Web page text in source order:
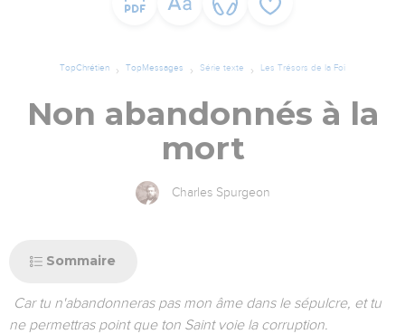
TopChrétien TopMessages Série texte Les Trésors de la Foi
Non abandonnés à la
mort
Charles Spurgeon
Sommaire
Car tu n'abandonneras pas mon âme dans le sépulcre, et tu
ne permettras point que ton Saint voie la corruption.